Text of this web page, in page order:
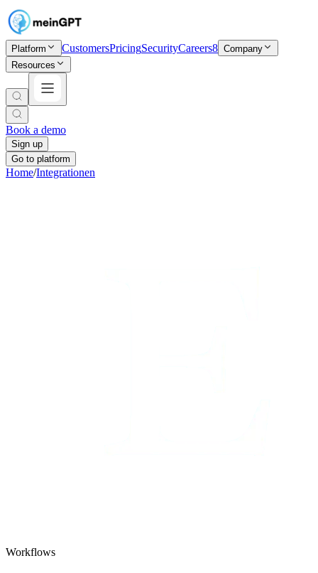
Platform CustomersPricingSecurityCareers8 Company
Resources
Book a demo
Sign up
Go to platform
Home/Integrationen
Workflows